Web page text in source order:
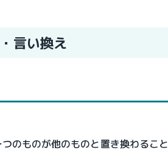
言い換え
のものが他のものと置き換わること